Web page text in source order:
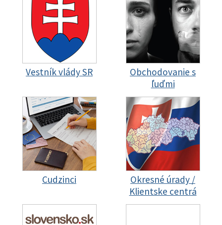
Vestník vlády SR
Obchodovanie s
ľuďmi
Cudzinci
Okresné úrady /
Klientske centrá